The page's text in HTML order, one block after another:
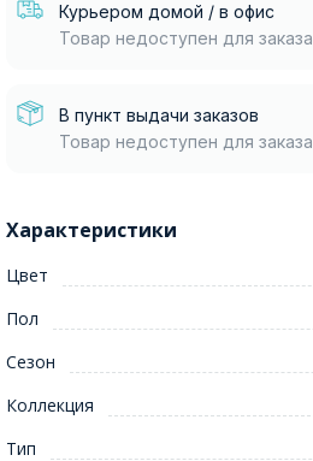
Курьером домой / в офис
Товар недоступен для заказа
В пункт выдачи заказов
Товар недоступен для заказа
Характеристики
Цвет
Пол
Сезон
Коллекция
Тип